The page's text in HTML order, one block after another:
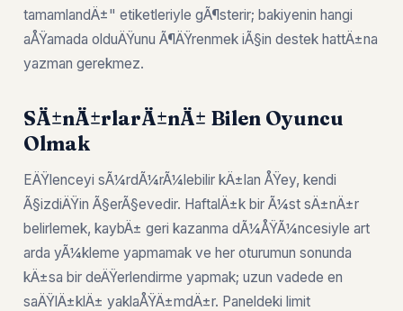
tamamlandÄ±" etiketleriyle gÃ¶sterir; bakiyenin hangi
aÅŸamada olduÄŸunu Ã¶ÄŸrenmek iÃ§in destek hattÄ±na
yazman gerekmez.
SÄ±nÄ±rlarÄ±nÄ± Bilen Oyuncu
Olmak
EÄŸlenceyi sÃ¼rdÃ¼rÃ¼lebilir kÄ±lan ÅŸey, kendi
Ã§izdiÄŸin Ã§erÃ§evedir. HaftalÄ±k bir Ã¼st sÄ±nÄ±r
belirlemek, kaybÄ± geri kazanma dÃ¼ÅŸÃ¼ncesiyle art
arda yÃ¼kleme yapmamak ve her oturumun sonunda
kÄ±sa bir deÄŸerlendirme yapmak; uzun vadede en
saÄŸlÄ±klÄ± yaklaÅŸÄ±mdÄ±r. Paneldeki limit